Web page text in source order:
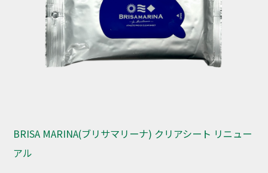
BRISA MARINA(ブリサマリーナ) クリアシート リニュー
アル